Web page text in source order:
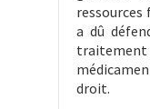
a dû
droit.